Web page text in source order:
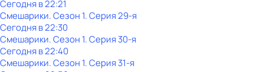
Сегодня в 22:21
Смешарики. Сезон 1. Серия 29-я
Сегодня в 22:30
Смешарики. Сезон 1. Серия 30-я
Сегодня в 22:40
Смешарики. Сезон 1. Серия 31-я